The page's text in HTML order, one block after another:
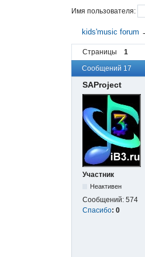
Имя пользователя:
kids'music forum
Страницы 1
Сообщений 17
SAProject
Участник
Неактивен
Сообщений: 574
Спасибо: 0